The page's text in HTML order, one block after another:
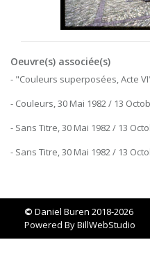
Oeuvre(s) associée(s)
- "Couleurs superposées, Acte
- Couleurs, 30 Mai 1982 / 13
- Sans Titre, 30 Mai 1982 / 13
- Sans Titre, 30 Mai 1982 / 13
© Daniel Buren 2018-2026
Powered ByBillWebStudio